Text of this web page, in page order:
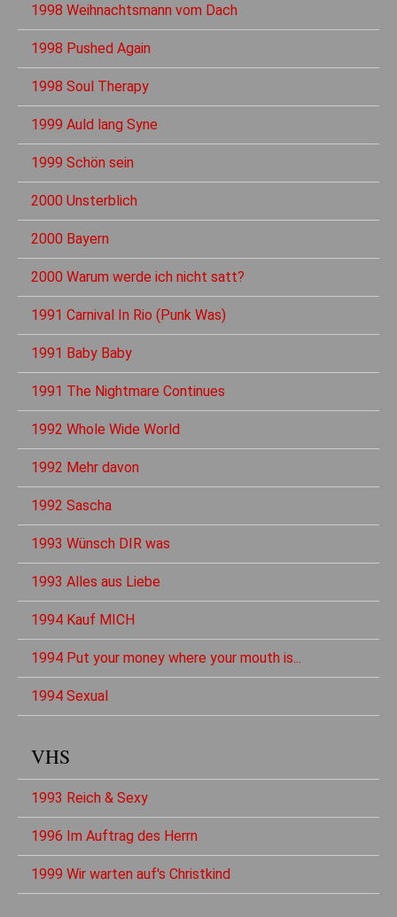
1998 Weihnachtsmann vom Dach
1998 Pushed Again
1998 Soul Therapy
1999 Auld lang Syne
1999 Schön sein
2000 Unsterblich
2000 Bayern
2000 Warum werde ich nicht satt?
1991 Carnival In Rio (Punk Was)
1991 Baby Baby
1991 The Nightmare Continues
1992 Whole Wide World
1992 Mehr davon
1992 Sascha
1993 Wünsch DIR was
1993 Alles aus Liebe
1994 Kauf MICH
1994 Put your money where your mouth is...
1994 Sexual
VHS
1993 Reich & Sexy
1996 Im Auftrag des Herrn
1999 Wir warten auf's Christkind